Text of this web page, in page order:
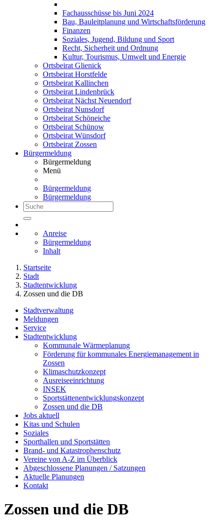
Fachausschüsse bis Juni 2024
Bau, Bauleitplanung und Wirtschaftsförderung
Finanzen
Soziales, Jugend, Bildung und Sport
Recht, Sicherheit und Ordnung
Kultur, Tourismus, Umwelt und Energie
Ortsbeirat Glienick
Ortsbeirat Horstfelde
Ortsbeirat Kallinchen
Ortsbeirat Lindenbrück
Ortsbeirat Nächst Neuendorf
Ortsbeirat Nunsdorf
Ortsbeirat Schöneiche
Ortsbeirat Schünow
Ortsbeirat Wünsdorf
Ortsbeirat Zossen
Bürgermeldung
Bürgermeldung
Menü
Bürgermeldung
Bürgermeldung
Anreise
Bürgermeldung
Inhalt
Startseite
Stadt
Stadtentwicklung
Zossen und die DB
Stadtverwaltung
Meldungen
Service
Stadtentwicklung
Kommunale Wärmeplanung
Förderung für kommunales Energiemanagement in
Zossen
Klimaschutzkonzept
Ausreiseeinrichtung
INSEK
Sportstättenentwicklungskonzept
Zossen und die DB
Jobs aktuell
Kitas und Schulen
Soziales
Sporthallen und Sportstätten
Brand- und Katastrophenschutz
Vereine von A-Z im Überblick
Abgeschlossene Planungen / Satzungen
Aktuelle Planungen
Kontakt
Zossen und die DB